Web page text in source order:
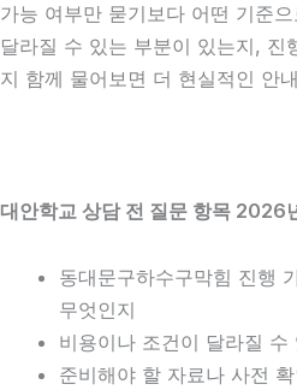
가능 여부만 묻기보다 어떤 기준
달라질 수 있는 부분이 있는지, 진
지 함께 물어보면 더 현실적인 안
대안학교 상담 전 질문 항목 2026
동대문구하수구막힘 진행
무엇인지
비용이나 조건이 달라질 수
준비해야 할 자료나 사전